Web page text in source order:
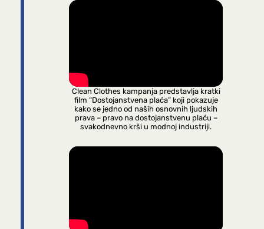
Clean Clothes kampanja predstavlja kratki
film “Dostojanstvena plaća” koji pokazuje
kako se jedno od naših osnovnih ljudskih
prava – pravo na dostojanstvenu plaću –
svakodnevno krši u modnoj industriji.